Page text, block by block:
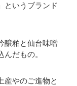
というブランド
醸粕と仙台味噌
だもの。
産やのご進物と